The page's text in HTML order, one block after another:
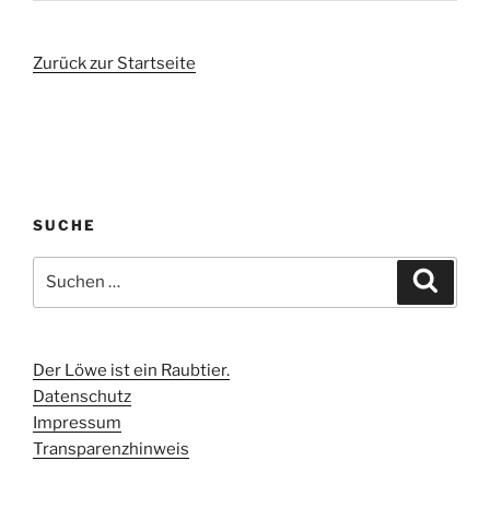
Zurück zur Startseite
SUCHE
nach:
Der Löwe ist ein Raubtier.
Datenschutz
Impressum
Transparenzhinweis